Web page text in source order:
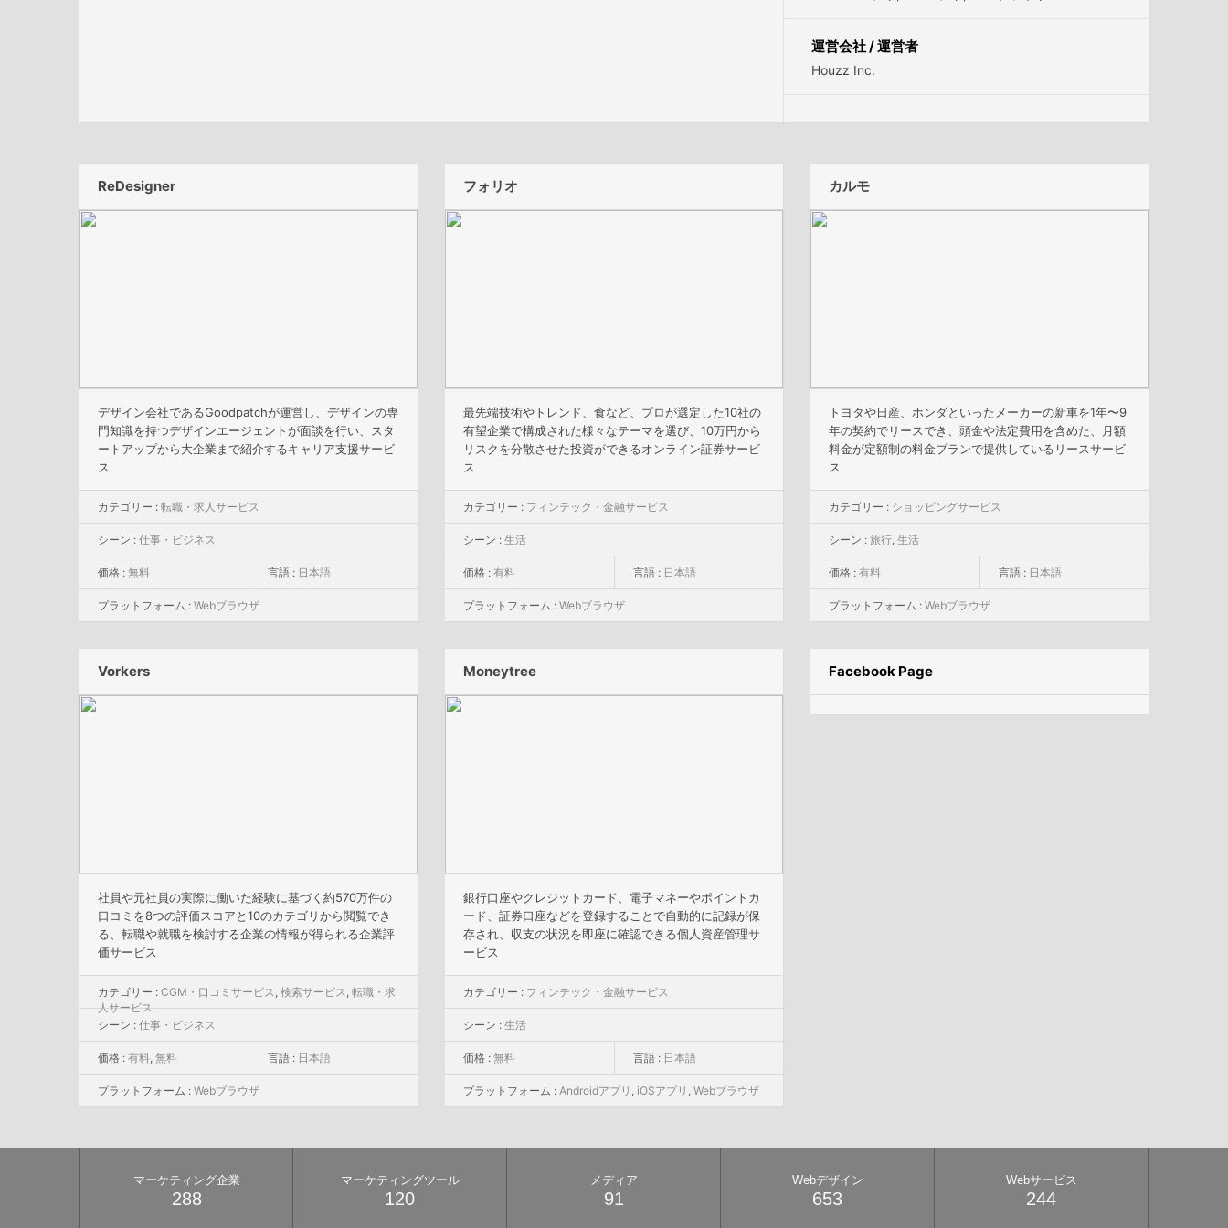
運営会社 / 運営者
Houzz Inc.
ReDesigner
デザイン会社であるGoodpatchが運営し、デザインの専
門知識を持つデザインエージェントが面談を行い、スタ
ートアップから大企業まで紹介するキャリア支援サービ
ス
カテゴリー : 転職・求人サービス
シーン : 仕事・ビジネス
価格 : 無料 言語 : 日本語
プラットフォーム : Webブラウザ
フォリオ
最先端技術やトレンド、食など、プロが選定した10社の
有望企業で構成された様々なテーマを選び、10万円から
リスクを分散させた投資ができるオンライン証券サービ
ス
カテゴリー : フィンテック・金融サービス
シーン : 生活
価格 : 有料 言語 : 日本語
プラットフォーム : Webブラウザ
カルモ
トヨタや日産、ホンダといったメーカーの新車を1年〜9
年の契約でリースでき、頭金や法定費用を含めた、月額
料金が定額制の料金プランで提供しているリースサービ
ス
カテゴリー : ショッピングサービス
シーン : 旅行, 生活
価格 : 有料 言語 : 日本語
プラットフォーム : Webブラウザ
Vorkers
社員や元社員の実際に働いた経験に基づく約570万件の
口コミを8つの評価スコアと10のカテゴリから閲覧でき
る、転職や就職を検討する企業の情報が得られる企業評
価サービス
カテゴリー : CGM・口コミサービス, 検索サービス, 転職・求
人サービス
シーン : 仕事・ビジネス
価格 : 有料, 無料 言語 : 日本語
プラットフォーム : Webブラウザ
Moneytree
銀行口座やクレジットカード、電子マネーやポイントカ
ード、証券口座などを登録することで自動的に記録が保
存され、収支の状況を即座に確認できる個人資産管理サ
ービス
カテゴリー : フィンテック・金融サービス
シーン : 生活
価格 : 無料 言語 : 日本語
プラットフォーム : Androidアプリ , iOSアプリ , Webブラウザ
Facebook Page
マーケティング企業
288
マーケティングツール
120
メディア
91
Webデザイン
653
Webサービス
244